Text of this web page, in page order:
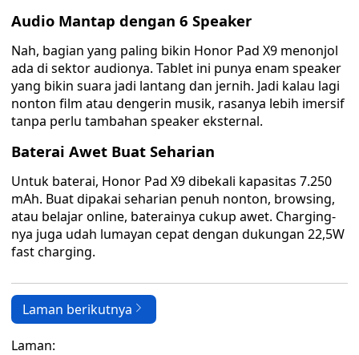
Audio Mantap dengan 6 Speaker
Nah, bagian yang paling bikin Honor Pad X9 menonjol
ada di sektor audionya. Tablet ini punya enam speaker
yang bikin suara jadi lantang dan jernih. Jadi kalau lagi
nonton film atau dengerin musik, rasanya lebih imersif
tanpa perlu tambahan speaker eksternal.
Baterai Awet Buat Seharian
Untuk baterai, Honor Pad X9 dibekali kapasitas 7.250
mAh. Buat dipakai seharian penuh nonton, browsing,
atau belajar online, baterainya cukup awet. Charging-
nya juga udah lumayan cepat dengan dukungan 22,5W
fast charging.
Laman berikutnya
Laman: